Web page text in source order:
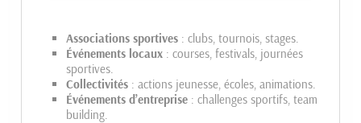
Associations sportives : clubs, tournois, stages.
Événements locaux : courses, festivals, journées
sportives.
Collectivités : actions jeunesse, écoles, animations.
Événements d’entreprise : challenges sportifs, team
building.